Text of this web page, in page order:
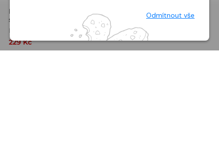
Motivace
sester
229 Kč
Děkujeme, že nám ho dáte a pomůžete nám tak
Odmítnout vše